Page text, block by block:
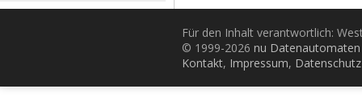
Für den Inhalt verantwortlich:
© 1999-2026 nu
Kontakt, Impressum, Datenschutz